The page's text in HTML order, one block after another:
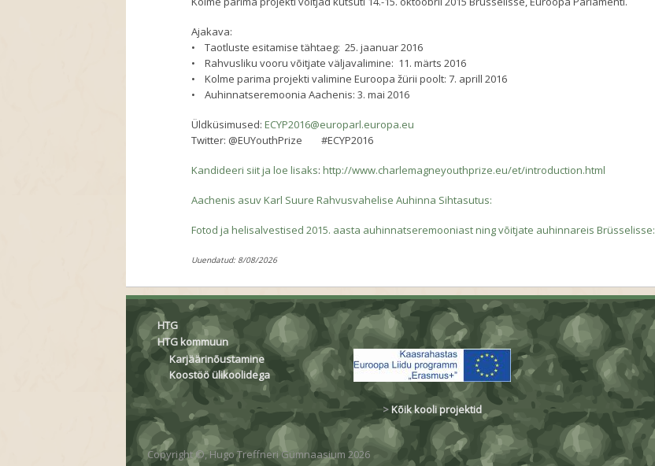
Ajakava:
• Taotluste esitamise tähtaeg: 25. jaanuar 2016
• Rahvusliku vooru võitjate väljavalimine: 11. märts 2016
• Kolme parima projekti valimine Euroopa žürii poolt: 7. aprill 2016
• Auhinnatseremoonia Aachenis: 3. mai 2016
Üldküsimused:ECYP2016@europarl.europa.eu
Twitter: @EUYouthPrize #ECYP2016
Kandideeri siit ja loe lisaks:http://www.charlemagneyouthprize.eu/et/introduction.html
Aachenis asuv Karl Suure Rahvusvahelise Auhinna Sihtasutus:
Fotod ja helisalvestised 2015. aasta auhinnatseremooniast ning võitjate auhinnareis Brüsselisse:
Uuendatud: 8/08/2026
HTG
HTG kommuun
Karjäärinõustamine
Koostöö ülikoolidega
>Kõik kooli projektid
Copyright ©, Hugo Treffneri Gümnaasium 2026